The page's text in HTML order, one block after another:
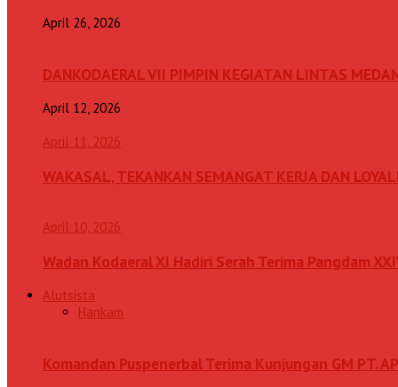
April 26, 2026
DANKODAERAL VII PIMPIN KEGIATAN LINTAS
April 12, 2026
April 11, 2026
WAKASAL, TEKANKAN SEMANGAT KERJA DAN
April 10, 2026
Wadan Kodaeral XI Hadiri Serah Terima Pangdam
Alutsista
Hankam
Komandan Puspenerbal Terima Kunjungan GM PT.